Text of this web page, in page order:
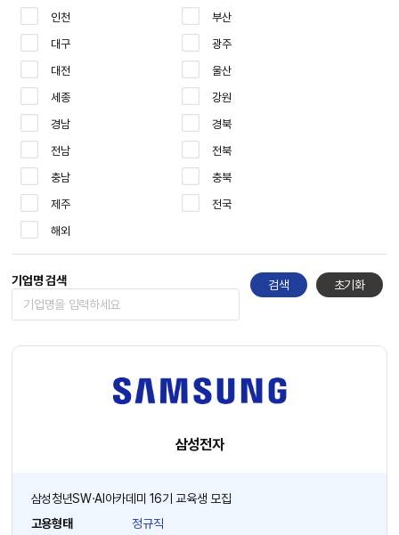
인천
부산
대구
광주
대전
울산
세종
강원
경남
경북
전남
전북
충남
충북
제주
전국
해외
기업명 검색 검색 초기화
삼성전자
삼성청년SW·AI아카데미 16기 교육생 모집
고용형태
정규직